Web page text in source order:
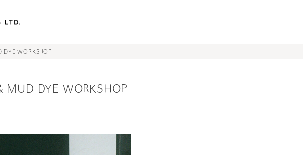
ONLINE
ARROWS ONLINE
式通販 – UNITED ARROWS ONLINE
DYE WORKSHOP
MUD DYE WORKSHOP